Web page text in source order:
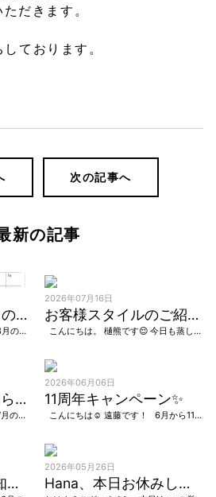
だきます。
ております。
次の記事へ
新の記事
Hanaから8月営業日のお知らせ
こんにちは💫 奈良場です💫💫 8月のHanaの営業日が決まりました。 カレンダーにてご確認をお願いします。 長い長い夏休みです🌻 中々お時間が取れない方も多いと思います。 リタッ […]
2026年07月16日
お客様スタイルのご紹介です。
こんにちは。 樋熊です😌 今日も蒸し暑いですね～💦 梅雨明けは来週ですかね、皆さん体調に気をつけて熱中症にならないようにしましょうね😌 最近はとにかく暑いから、短くしたい！軽めにしたい！という […]
Hanaから7月のお知らせ。
こんにちは💫 奈良場です💫💫 7月の営業日が決まりました カレンダーでご確認をお願いします！ 暑くなってきたので、ショートヘッドスパの組み合わせがおすすめです😊頭皮の汚れを落として頭皮ケアしていきましょう👌 […]
2026年06月06日
11周年キャンペーン✨
こんにちは☺️ 遠藤です！ 6月から11周年のキャンペーンが はじまっています✨！ 日頃来て頂いているお客様へ 感謝の気持ちを込めまして 技術料金10%オフとさせていただきます […]
Hanaから６月のお知らせ
2026年05月26日
Hana、本日お休みします